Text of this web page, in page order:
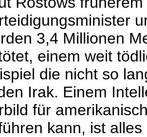
3,4 Millionen
einem weit
die nicht so
Irak. Einem
für
kann, ist